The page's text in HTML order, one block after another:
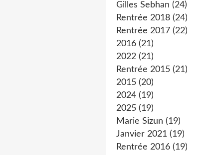
Gilles Sebhan (24)
Rentrée 2018 (24)
Rentrée 2017 (22)
2016 (21)
2022 (21)
Rentrée 2015 (21)
2015 (20)
2024 (19)
2025 (19)
Marie Sizun (19)
Janvier 2021 (19)
Rentrée 2016 (19)